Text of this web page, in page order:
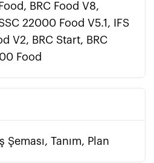
BRC Food V8,
22000 Food V5.1, IFS
V2, BRC Start, BRC
Food
Şeması, Tanım, Plan